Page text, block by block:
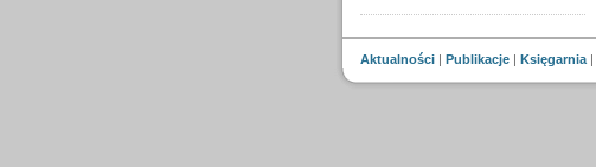
Aktualności| Publikacje| Księgarnia|